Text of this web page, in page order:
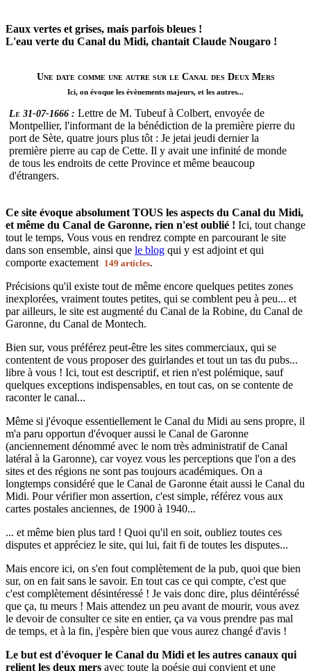
Eaux vertes et grises, mais parfois bleues !
L'eau verte du Canal du Midi, chantait Claude Nougaro !
Une date comme une autre sur le Canal des Deux Mers
Ici, on évoque les évènements majeurs, et les autres...
Le 31-07-1666 : Lettre de M. Tubeuf à Colbert, envoyée de
Montpellier, l'informant de la bénédiction de la première pierre du
port de Sète, quatre jours plus tôt : Je jetai jeudi dernier la
première pierre au cap de Cette. Il y avait une infinité de monde
de tous les endroits de cette Province et même beaucoup
d'étrangers.
Ce site évoque absolument TOUS les aspects du Canal du Midi,
et même du Canal de Garonne, rien n'est oublié ! Ici, tout change
tout le temps, Vous vous en rendrez compte en parcourant le site
dans son ensemble, ainsi que le blog qui y est adjoint et qui
comporte exactement
149 articles.
Précisions qu'il existe tout de même encore quelques petites zones
inexplorées, vraiment toutes petites, qui se comblent peu à peu... et
par ailleurs, le site est augmenté du Canal de la Robine, du Canal de
Garonne, du Canal de Montech.
Bien sur, vous préférez peut-être les sites commerciaux, qui se
contentent de vous proposer des guirlandes et tout un tas du pubs...
libre à vous ! Ici, tout est descriptif, et rien n'est polémique, sauf
quelques exceptions indispensables, en tout cas, on se contente de
raconter le canal...
Même si j'évoque essentiellement le Canal du Midi au sens propre, il
m'a paru opportun d'évoquer aussi le Canal de Garonne
(anciennement dénommé avec le nom très administratif de Canal
latéral à la Garonne), car voyez vous les perceptions que l'on a des
sites et des régions ne sont pas toujours académiques. On a
longtemps considéré que le Canal de Garonne était aussi le Canal du
Midi. Pour vérifier mon assertion, c'est simple, référez vous aux
cartes postales anciennes, de 1900 à 1940...
... et même bien plus tard ! Quoi qu'il en soit, oubliez toutes ces
disputes et appréciez le site, qui lui, fait fi de toutes les disputes...
Mais encore ici, on s'en fout complètement de la pub, quoi que bien
sur, on en fait sans le savoir. En tout cas ce qui compte, c'est que
c'est complètement désintéressé ! Je vais donc dire, plus déintéréssé
que ça, tu meurs ! Mais attendez un peu avant de mourir, vous avez
le devoir de consulter ce site en entier, ça va vous prendre pas mal
de temps, et à la fin, j'espère bien que vous aurez changé d'avis !
Le but est d'évoquer le Canal du Midi et les autres canaux qui
relient les deux mers avec toute la poésie qui convient et une